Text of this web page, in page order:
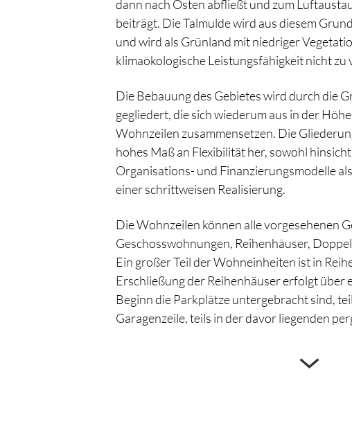
dann nach Osten abfließt und zum
beiträgt. Die Talmulde wird aus diesem
und wird als Grünland mit niedriger
klimaökologische Leistungsfähigkeit nicht zu
Die Bebauung des Gebietes wird durch die
gegliedert, die sich wiederum aus in der
Wohnzeilen zusammensetzen. Die
hohes Maß an Flexibilität her, sowohl
Organisations- und Finanzierungsmodelle
einer schrittweisen Realisierung.
Die Wohnzeilen können alle vorgesehenen
Geschosswohnungen, Reihenhäuser,
Ein großer Teil der Wohneinheiten ist in
Erschließung der Reihenhäuser erfolgt über
Beginn die Parkplätze untergebracht sind,
Garagenzeile, teils in der davor liegenden